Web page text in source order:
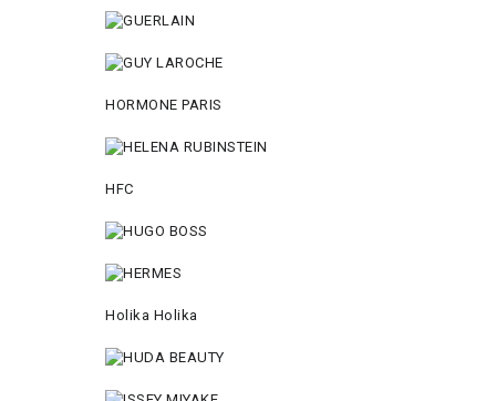
HORMONE PARIS
HFC
Holika Holika